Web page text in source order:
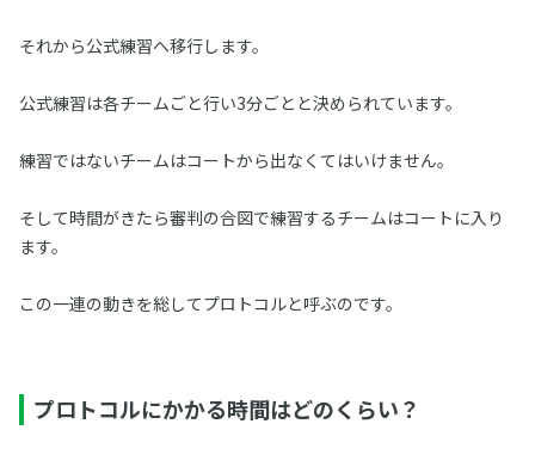
それから公式練習へ移行します。
公式練習は各チームごと行い3分ごとと決められています。
練習ではないチームはコートから出なくてはいけません。
そして時間がきたら審判の合図で練習するチームはコートに入り
ます。
この一連の動きを総してプロトコルと呼ぶのです。
プロトコルにかかる時間はどのくらい？